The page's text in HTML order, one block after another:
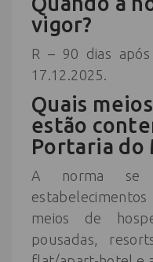
vigor?
R – 90 dias
17.12.2025.
Quais
estão
Portaria do
A norma se
estabelecimentos
meios de
pousadas,